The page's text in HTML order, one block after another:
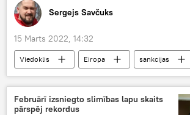
Sergejs Savčuks
15 Marts 2022, 14:32
Viedoklis Eiropa
sankcijas
Pasaulē
Ekonomika enerģētika
Februārī izsniegto slimības lapu skaits
pārspēj rekordus